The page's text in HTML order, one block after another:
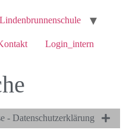
Lindenbrunnenschule
Login_intern
- Datenschutzerklärung